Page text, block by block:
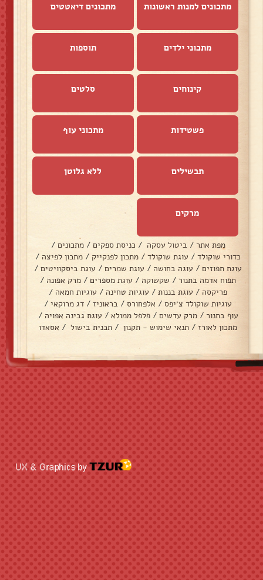
מתכונים למנות ראשונות מתכונים דיאטטים
מתכוני ילדים תוספות
קינוחים סלטים
פשטידות מתכוני עוף
תבשילים ללא גלוטן
מרקים
מפת אתר / ביטול עסקה / כניסת ספקים / מתכונים /
כדורי שוקולד / עוגת שוקולד / מתכון לפנקייק / מתכון לפיצה /
עוגת תפוזים / עוגה בחושה / עוגת שמרים / עוגת ביסקוויטים /
תפוח אדמה בתנור / שקשוקה / עוגת מספרים / מרק אפונה /
פריקסה / עוגת בננות / עוגיות טחינה / עוגיות חמאה /
עוגיות שוקולד צ׳יפס / אלפחורס / בראוניז / דג מרוקאי /
עוף בתנור / מרק עדשים / פלפל ממולא / עוגת גבינה אפויה /
מתכון לאורז / תנאי שימוש - תקנון / תכנית בישול / אסאדו